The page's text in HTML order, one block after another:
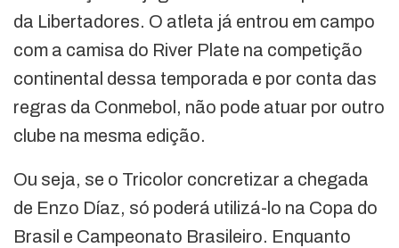
da Libertadores. O atleta já entrou em campo
com a camisa do River Plate na competição
continental dessa temporada e por conta das
regras da Conmebol, não pode atuar por outro
clube na mesma edição.
Ou seja, se o Tricolor concretizar a chegada
de Enzo Díaz, só poderá utilizá-lo na Copa do
Brasil e Campeonato Brasileiro. Enquanto